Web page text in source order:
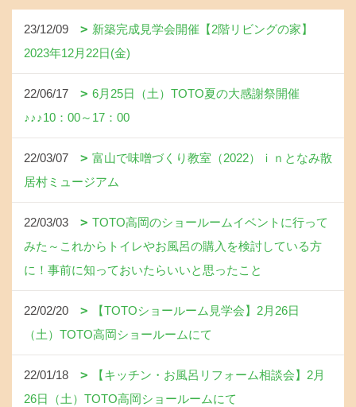
23/12/09
新築完成見学会開催【2階リビングの家】
2023年12月22日(金)
22/06/17
6月25日（土）TOTO夏の大感謝祭開催
♪♪♪10：00～17：00
22/03/07
富山で味噌づくり教室（2022）ｉｎとなみ散
居村ミュージアム
22/03/03
TOTO高岡のショールームイベントに行って
みた～これからトイレやお風呂の購入を検討している方
に！事前に知っておいたらいいと思ったこと
22/02/20
【TOTOショールーム見学会】2月26日
（土）TOTO高岡ショールームにて
22/01/18
【キッチン・お風呂リフォーム相談会】2月
26日（土）TOTO高岡ショールームにて